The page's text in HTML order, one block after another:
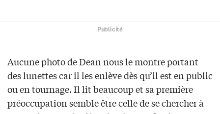
Publicité
Aucune photo de Dean nous le montre portant
des lunettes car il les enlève dès qu’il est en public
ou en tournage. Il lit beaucoup et sa première
préoccupation semble être celle de se chercher à